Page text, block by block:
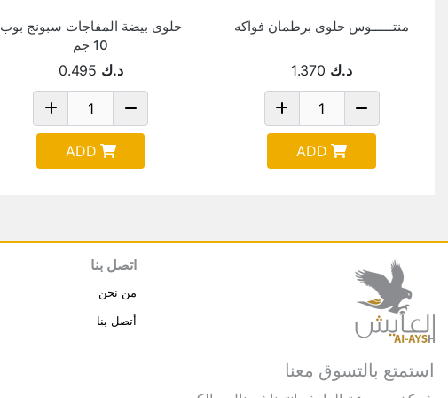
منتــــــوس حلوى برطمان فواكه
د.ك 1.370
ADD
حلوى بيضة المفاجات سبونج بوب
10 جم
د.ك 0.495
ADD
استمتع بالتسوق معنا
اتصل بنا
من نحن
أتصل بنا